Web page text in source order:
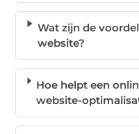
Wat zijn de
website?
Hoe helpt een
website-